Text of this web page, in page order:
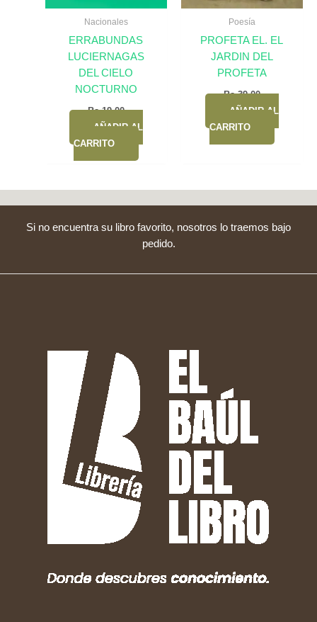
Nacionales
ERRABUNDAS
LUCIERNAGAS
DEL CIELO
NOCTURNO
Bs.19,00
AÑADIR AL
CARRITO
Poesía
PROFETA EL. EL
JARDIN DEL
PROFETA
Bs.39,00
AÑADIR AL
CARRITO
Si no encuentra su libro favorito, nosotros lo traemos bajo
pedido.